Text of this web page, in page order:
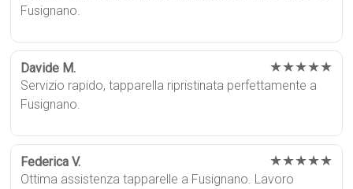
Fusignano.
Davide M. ★★★★★
Servizio rapido, tapparella ripristinata perfettamente a
Fusignano.
Federica V. ★★★★★
Ottima assistenza tapparelle a Fusignano. Lavoro